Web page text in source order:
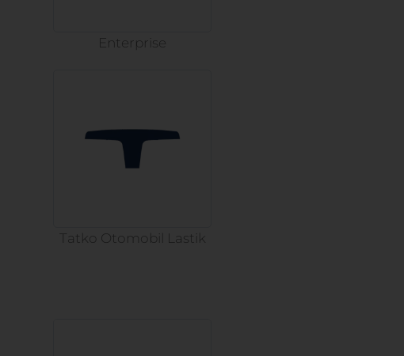
Enterprise
Tatko Otomobil Lastik